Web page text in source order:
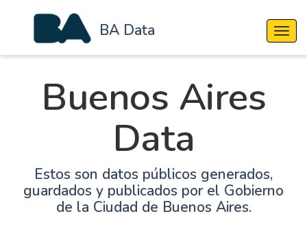
BA Data
Buenos Aires
Data
Estos son datos públicos generados,
guardados y publicados por el Gobierno
de la Ciudad de Buenos Aires.